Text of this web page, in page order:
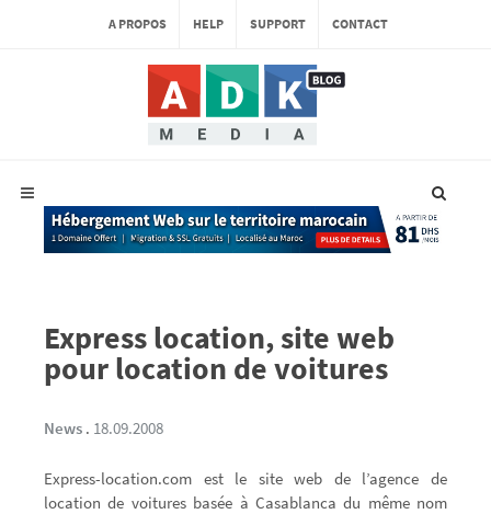
A PROPOS HELP SUPPORT CONTACT
Express location, site web
pour location de voitures
News . 18.09.2008
Express-location.com est le site web de l’agence de
location de voitures basée à Casablanca du même nom